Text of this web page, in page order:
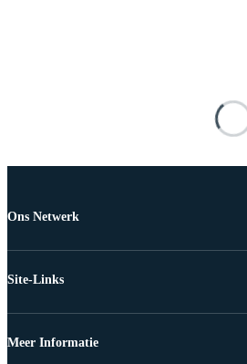
Ons Netwerk
Site-Links
Meer Informatie